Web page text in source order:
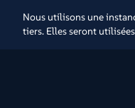
Nous utilisons une
tiers. Elles seront